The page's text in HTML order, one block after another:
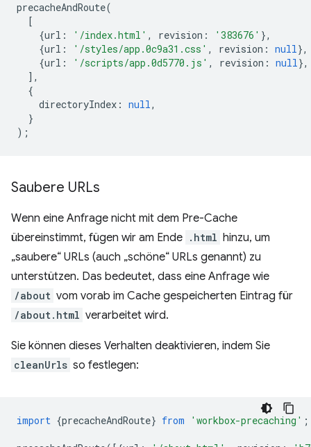
precacheAndRoute(
[
{url : '/index.html' , revision : '383676' },
{url : '/styles/app.0c9a31.css' , revision : null},
{url : '/scripts/app.0d5770.js' , revision : null},
],
{
directoryIndex : null,
}
);
Saubere URLs
Wenn eine Anfrage nicht mit dem Pre-Cache
übereinstimmt, fügen wir am Ende .html hinzu, um
„saubere“ URLs (auch „schöne“ URLs genannt) zu
unterstützen. Das bedeutet, dass eine Anfrage wie
/about vom vorab im Cache gespeicherten Eintrag für
/about.html verarbeitet wird.
Sie können dieses Verhalten deaktivieren, indem Sie
cleanUrls so festlegen:
import {precacheAndRoute} from 'workbox-precaching' ;